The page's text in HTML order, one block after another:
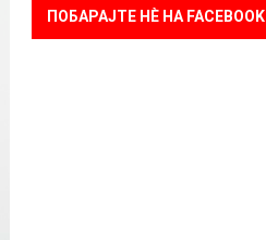
ПОБАРАЈТЕ НÈ НА FACEBOOK